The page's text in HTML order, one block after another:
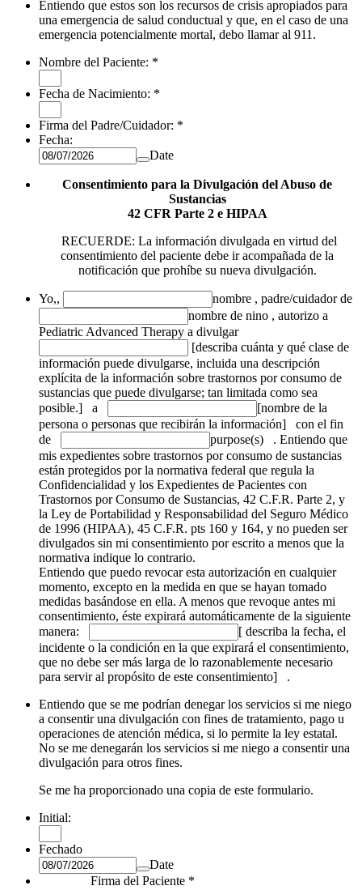
Entiendo que estos son los recursos de crisis apropiados para
una emergencia de salud conductual y que, en el caso de una
emergencia potencialmente mortal, debo llamar al 911.
Nombre del Paciente: *
Fecha de Nacimiento: *
Firma del Padre/Cuidador: *
Fecha:
Date
Consentimiento para la Divulgación del Abuso de
Sustancias
42 CFR Parte 2 e HIPAA
RECUERDE: La información divulgada en virtud del
consentimiento del paciente debe ir acompañada de la
notificación que prohíbe su nueva divulgación.
Yo,, nombre , padre/cuidador de
nombre de nino , autorizo a
Pediatric Advanced Therapy a divulgar
[describa cuánta y qué clase de
información puede divulgarse, incluida una descripción
explícita de la información sobre trastornos por consumo de
sustancias que puede divulgarse; tan limitada como sea
posible.]
a
[nombre de la
persona o personas que recibirán la información]
con el fin
de
purpose(s) . Entiendo que
mis expedientes sobre trastornos por consumo de sustancias
están protegidos por la normativa federal que regula la
Confidencialidad y los Expedientes de Pacientes con
Trastornos por Consumo de Sustancias, 42 C.F.R. Parte 2, y
la Ley de Portabilidad y Responsabilidad del Seguro Médico
de 1996 (HIPAA), 45 C.F.R. pts 160 y 164, y no pueden ser
divulgados sin mi consentimiento por escrito a menos que la
normativa indique lo contrario.
Entiendo que puedo revocar esta autorización en cualquier
momento, excepto en la medida en que se hayan tomado
medidas basándose en ella. A menos que revoque antes mi
consentimiento, éste expirará automáticamente de la siguiente
manera:
[ describa la fecha, el
incidente o la condición en la que expirará el consentimiento,
que no debe ser más larga de lo razonablemente necesario
para servir al propósito de este consentimiento] .
Entiendo que se me podrían denegar los servicios si me niego
a consentir una divulgación con fines de tratamiento, pago u
operaciones de atención médica, si lo permite la ley estatal.
No se me denegarán los servicios si me niego a consentir una
divulgación para otros fines.
Se me ha proporcionado una copia de este formulario.
Initial:
Fechado
Date
Firma del Paciente *